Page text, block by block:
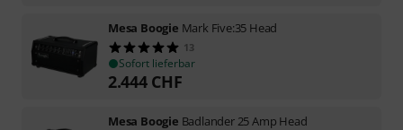
Mesa Boogie Mark Five:35 Head
13
Sofort lieferbar
2.444 CHF
Mesa Boogie Badlander 25 Amp Head